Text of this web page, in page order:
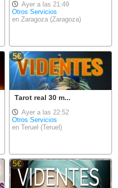
Ayer a las 21:49
Otros Servicios
en Zaragoza (Zaragoza)
5€
Tarot real 30 m...
Ayer a las 22:52
Otros Servicios
en Teruel (Teruel)
5€